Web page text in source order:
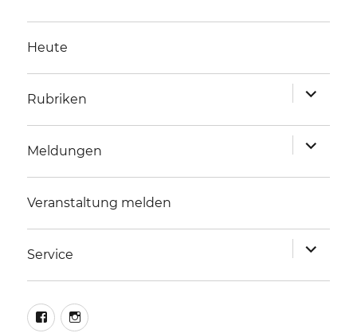
Heute
Rubriken
anzeigen
Meldungen
anzeigen
Veranstaltung melden
Service
anzeigen
facebookinstagram